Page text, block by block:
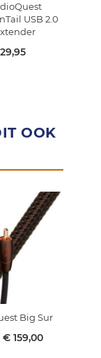
USB 2.0
OOK
Big Sur
€ 159,00